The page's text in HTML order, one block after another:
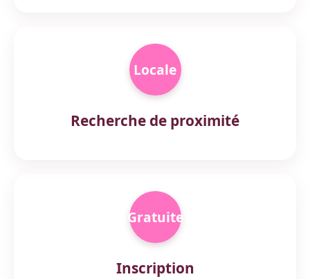
Locale
Recherche de proximité
Gratuite
Inscription